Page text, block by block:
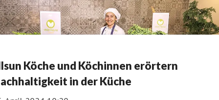
Köche und Köchinnen erörtern
in der Küche